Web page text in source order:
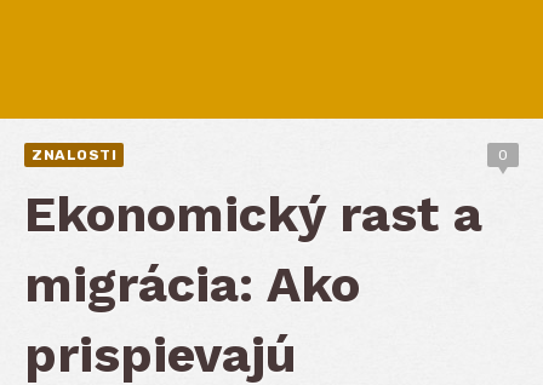
ZNALOSTI 0
Ekonomický rast a
migrácia: Ako
prispievajú